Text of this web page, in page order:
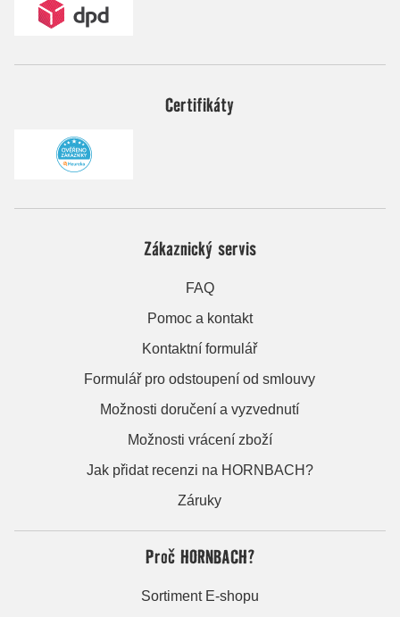
Certifikáty
Zákaznický servis
FAQ
Pomoc a kontakt
Kontaktní formulář
Formulář pro odstoupení od smlouvy
Možnosti doručení a vyzvednutí
Možnosti vrácení zboží
Jak přidat recenzi na HORNBACH?
Záruky
Proč HORNBACH?
Sortiment E-shopu